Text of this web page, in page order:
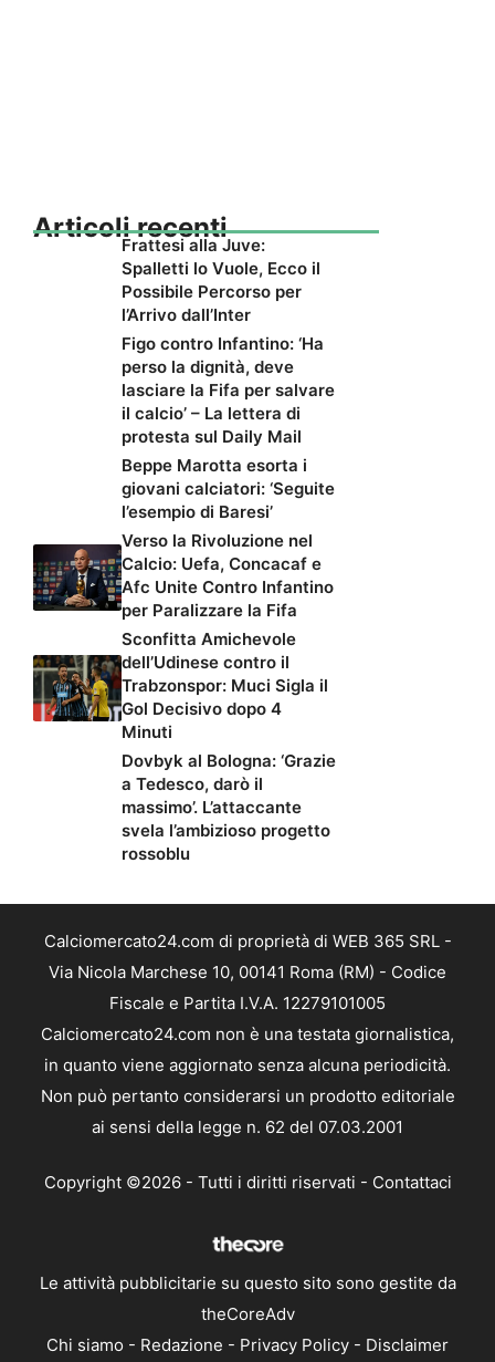
Articoli recenti
Frattesi alla Juve:
Spalletti lo Vuole, Ecco il
Possibile Percorso per
l’Arrivo dall’Inter
Figo contro Infantino: ‘Ha
perso la dignità, deve
lasciare la Fifa per salvare
il calcio’ – La lettera di
protesta sul Daily Mail
Beppe Marotta esorta i
giovani calciatori: ‘Seguite
l’esempio di Baresi’
Verso la Rivoluzione nel
Calcio: Uefa, Concacaf e
Afc Unite Contro Infantino
per Paralizzare la Fifa
Sconfitta Amichevole
dell’Udinese contro il
Trabzonspor: Muci Sigla il
Gol Decisivo dopo 4
Minuti
Dovbyk al Bologna: ‘Grazie
a Tedesco, darò il
massimo’. L’attaccante
svela l’ambizioso progetto
rossoblu
Calciomercato24.com di proprietà di WEB 365 SRL -
Via Nicola Marchese 10, 00141 Roma (RM) - Codice
Fiscale e Partita I.V.A. 12279101005
Calciomercato24.com non è una testata giornalistica,
in quanto viene aggiornato senza alcuna periodicità.
Non può pertanto considerarsi un prodotto editoriale
ai sensi della legge n. 62 del 07.03.2001
Copyright ©2026 - Tutti i diritti riservati - Contattaci
Le attività pubblicitarie su questo sito sono gestite da
theCoreAdv
Chi siamo - Redazione - Privacy Policy - Disclaimer